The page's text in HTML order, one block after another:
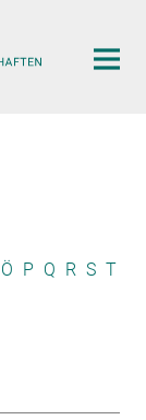
Ö P Q R S T